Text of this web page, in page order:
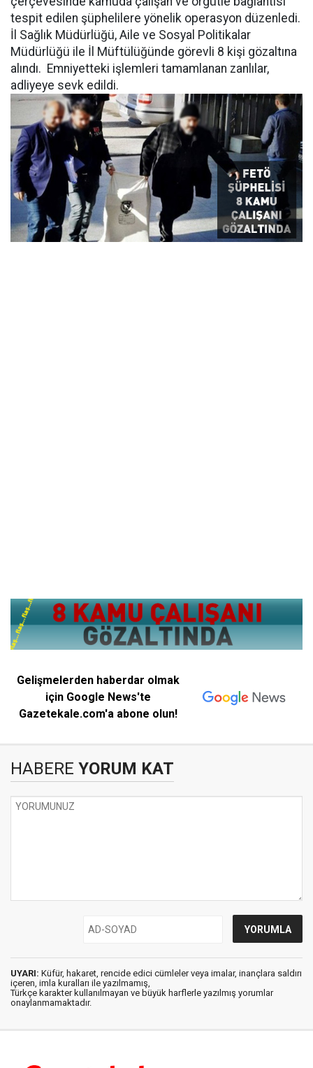
tespit edilen şüphelilere yönelik operasyon düzenledi.
İl Sağlık Müdürlüğü, Aile ve Sosyal Politikalar
Müdürlüğü ile İl Müftülüğünde görevli 8 kişi gözaltına
alındı. Emniyetteki işlemleri tamamlanan zanlılar,
adliyeye sevk edildi.
Gelişmelerden haberdar olmak
için Google News'te
Gazetekale.com'a abone olun!
HABERE YORUM KAT
UYARI: Küfür, hakaret, rencide edici cümleler veya imalar, inançlara saldırı
içeren, imla kuralları ile yazılmamış,
Türkçe karakter kullanılmayan ve büyük harflerle yazılmış yorumlar
onaylanmamaktadır.